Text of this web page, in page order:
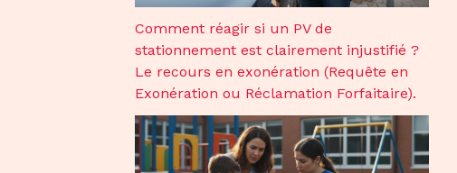
Comment réagir si un PV de
stationnement est clairement injustifié ?
Le recours en exonération (Requête en
Exonération ou Réclamation Forfaitaire).